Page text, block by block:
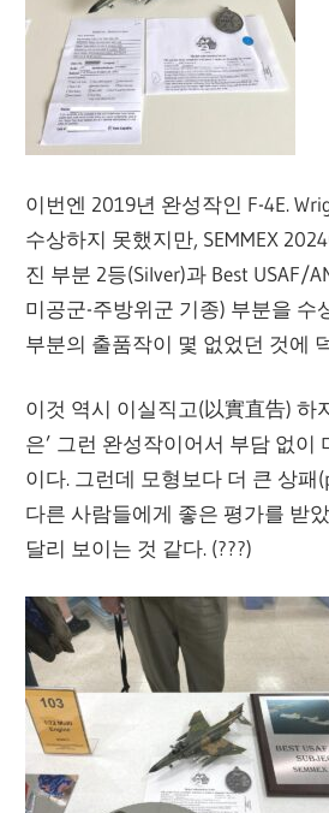
이번엔 2019년 완성작인 F-4E.
수상하지 못했지만, SEMMEX
진 부분 2등(Silver)과 Best USAF/
미공군-주방위군 기종) 부분을 수
부분의 출품작이 몇 없었던 것에
이것 역시 이실직고(以實直告) 하
은’ 그런 완성작이어서 부담 없이
이다. 그런데 모형보다 더 큰 상패
다른 사람들에게 좋은 평가를 받
달리 보이는 것 같다. (???)